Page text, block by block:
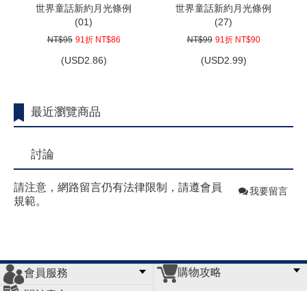
世界童話新約月光條例
(01)
NT$95 91折 NT$86
(USD2.86)
世界童話新約月光條例
(27)
NT$99 91折 NT$90
(USD2.99)
最近瀏覽商品
討論
請注意，網路留言仍有法律限制，請遵會員
規範。
我要留言
會員服務 購物攻略